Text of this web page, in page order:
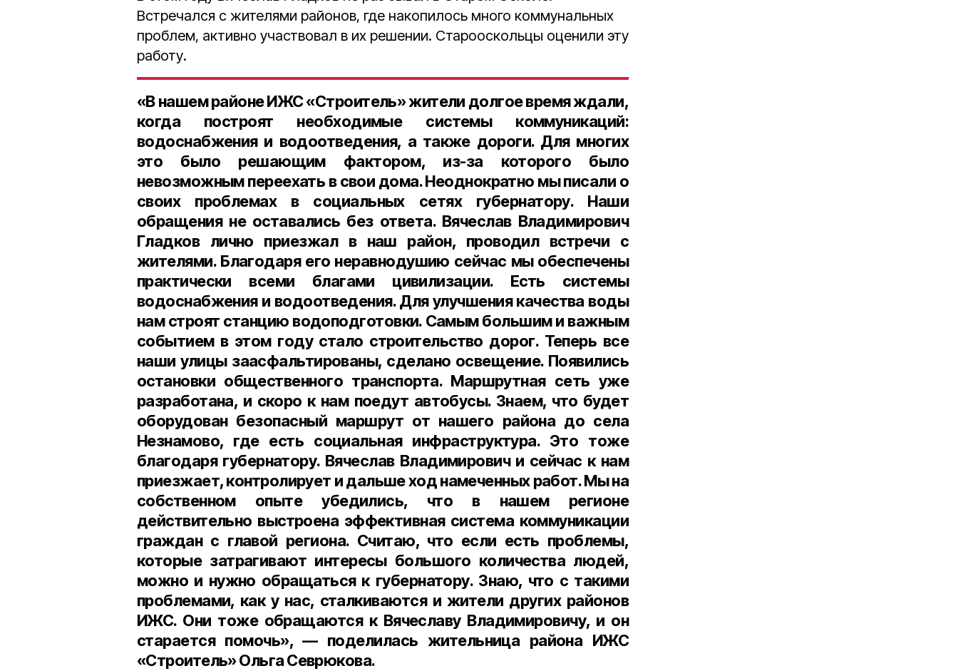
Встречался с жителями районов, где накопилось много коммунальных
проблем, активно участвовал в их решении. Старооскольцы оценили эту
работу.
«В нашем районе ИЖС «Строитель» жители долгое время ждали,
когда построят необходимые системы коммуникаций:
водоснабжения и водоотведения, а также дороги. Для многих
это было решающим фактором, из-за которого было
невозможным переехать в свои дома. Неоднократно мы писали о
своих проблемах в социальных сетях губернатору. Наши
обращения не оставались без ответа. Вячеслав Владимирович
Гладков лично приезжал в наш район, проводил встречи с
жителями. Благодаря его неравнодушию сейчас мы обеспечены
практически всеми благами цивилизации. Есть системы
водоснабжения и водоотведения. Для улучшения качества воды
нам строят станцию водоподготовки. Самым большим и важным
событием в этом году стало строительство дорог. Теперь все
наши улицы заасфальтированы, сделано освещение. Появились
остановки общественного транспорта. Маршрутная сеть уже
разработана, и скоро к нам поедут автобусы. Знаем, что будет
оборудован безопасный маршрут от нашего района до села
Незнамово, где есть социальная инфраструктура. Это тоже
благодаря губернатору. Вячеслав Владимирович и сейчас к нам
приезжает, контролирует и дальше ход намеченных работ. Мы на
собственном опыте убедились, что в нашем регионе
действительно выстроена эффективная система коммуникации
граждан с главой региона. Считаю, что если есть проблемы,
которые затрагивают интересы большого количества людей,
можно и нужно обращаться к губернатору. Знаю, что с такими
проблемами, как у нас, сталкиваются и жители других районов
ИЖС. Они тоже обращаются к Вячеславу Владимировичу, и он
старается помочь», — поделилась жительница района ИЖС
«Строитель» Ольга Севрюкова.